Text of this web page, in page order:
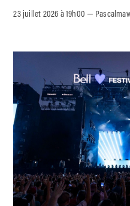
23 juillet 2026 à 19h00 –